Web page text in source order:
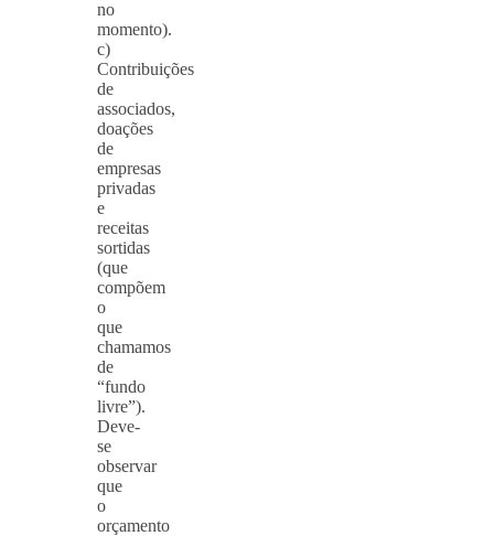
no
momento).
c)
Contribuições
de
associados,
doações
de
empresas
privadas
e
receitas
sortidas
(que
compõem
o
que
chamamos
de
“fundo
livre”).
Deve-
se
observar
que
o
orçamento